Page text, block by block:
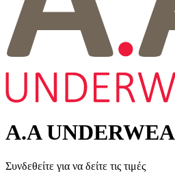
Α.A
Συνδεθείτε για να δείτε τις τιμές